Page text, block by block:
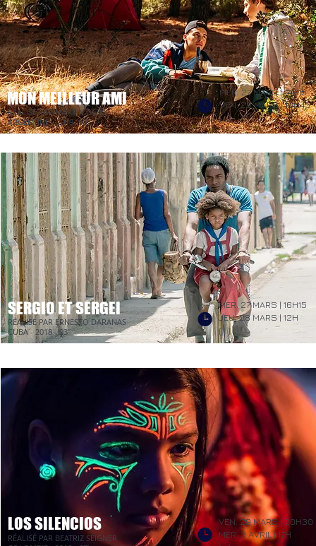
MON MEILLEUR AMI
RÉALISÉ PAR MARTIN DEUS
ARGENTINE - 2019- 90’
MER. 27 MARS | 14H15
VEN. 29MARS | 16H45
(...)
SERGIO ET SERGEI
RÉALISÉ PAR ERNESTO DARANAS
CUBA - 2018 - 93’
MER. 27 MARS | 16H15
JEU. 28MARS | 12H
(...)
LOS SILENCIOS
RÉALISÉ PAR BEATRIZ SEIGNER
VEN. 29 MARS | 20H30
MER. 3 AVRIL | 17H